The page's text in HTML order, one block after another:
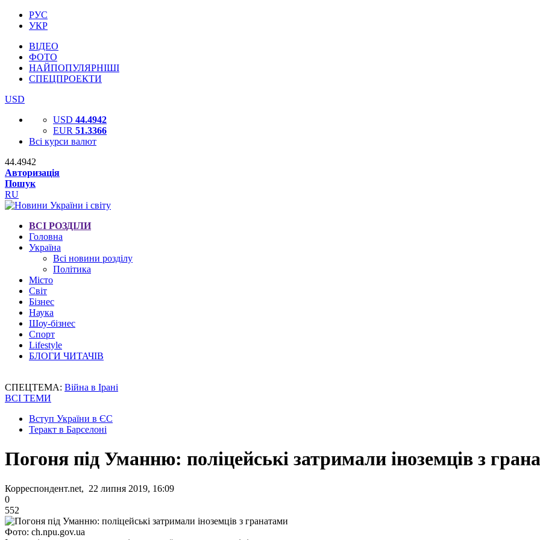
РУС
УКР
ВІДЕО
ФОТО
НАЙПОПУЛЯРНІШІ
СПЕЦПРОЕКТИ
USD
USD 44.4942
EUR 51.3366
Всі курси валют
44.4942
Авторизація
Пошук
RU
ВСІ РОЗДІЛИ
Головна
Україна
Всі новини розділу
Політика
Місто
Світ
Бізнес
Наука
Шоу-бізнес
Спорт
Lifestyle
БЛОГИ ЧИТАЧІВ
СПЕЦТЕМА: Війна в Ірані
ВСІ ТЕМИ
Вступ України в ЄС
Теракт в Барселоні
Погоня під Уманню: поліцейські затримали іноземців з
Корреспондент.net, 22 липня 2019, 16:09
0
552
Фото: ch.npu.gov.ua